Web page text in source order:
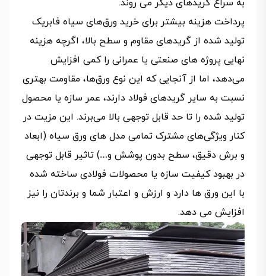
به سراغ گریدهای دیگر می روند.
پرداخت هزینه بیشتر برای خرید ورق‌های سیاه فابریک
تولید شده از گریدهای مقاوم و سطح بالا، اگرچه هزینه
نهایی پروژه های صنعتی یا عمرانی را کمی افزایش
می‌دهد، اما از آنجایی که این نوع ورق‌ها، مقاومت بهتری
نسبت به سایر گریدهای فولاد دارند، عمر سازه یا محصول
تولید شده را تا حد قابل توجهی بالا می‌برند. این مزیت در
کنار ویژگی‌های مشترک تمامی مدل های ورق سیاه (ابعاد
و برش دقیق، سطح بدون پوشش و…) تاثیر قابل توجهی
در بهبود کیفیت سازه یا محصولات فولادی ساخته شده
با این ورق ها دارد و ارزش و اعتبار شما و برندتان را نیز
افزایش می دهد.